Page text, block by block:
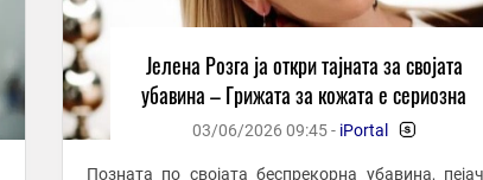
Јелена Розга ја откри тајната за својата
убавина – Грижата за кожата е сериозна
03/06/2026 09:45 - iPortal -
Позната по својата беспрекорна убавина,